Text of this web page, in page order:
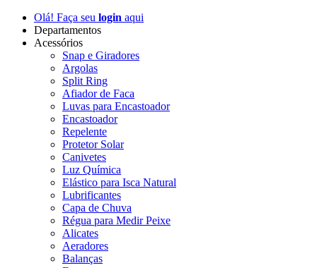
Olá! Faça seu login aqui
Departamentos
Acessórios
Snap e Giradores
Argolas
Split Ring
Afiador de Faca
Luvas para Encastoador
Encastoador
Repelente
Protetor Solar
Canivetes
Luz Química
Elástico para Isca Natural
Lubrificantes
Capa de Chuva
Régua para Medir Peixe
Alicates
Aeradores
Balanças